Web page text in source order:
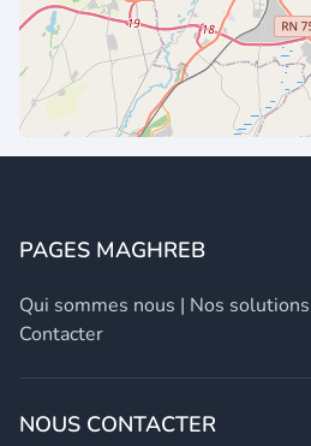
PAGES MAGHREB
Qui sommes nous | Nos
Contacter
NOUS CONTACTER